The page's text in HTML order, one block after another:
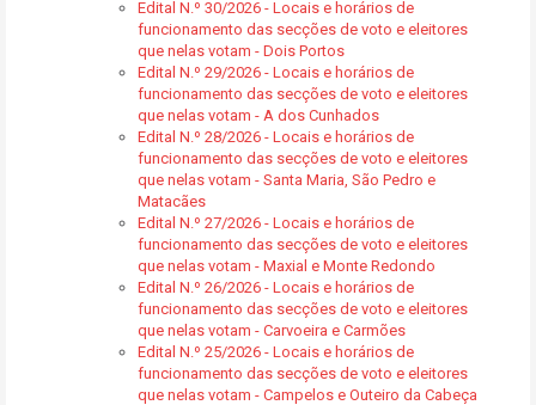
Edital N.º 30/2026 - Locais e horários de
funcionamento das secções de voto e eleitores
que nelas votam - Dois Portos
Edital N.º 29/2026 - Locais e horários de
funcionamento das secções de voto e eleitores
que nelas votam - A dos Cunhados
Edital N.º 28/2026 - Locais e horários de
funcionamento das secções de voto e eleitores
que nelas votam - Santa Maria, São Pedro e
Matacães
Edital N.º 27/2026 - Locais e horários de
funcionamento das secções de voto e eleitores
que nelas votam - Maxial e Monte Redondo
Edital N.º 26/2026 - Locais e horários de
funcionamento das secções de voto e eleitores
que nelas votam - Carvoeira e Carmões
Edital N.º 25/2026 - Locais e horários de
funcionamento das secções de voto e eleitores
que nelas votam - Campelos e Outeiro da Cabeça